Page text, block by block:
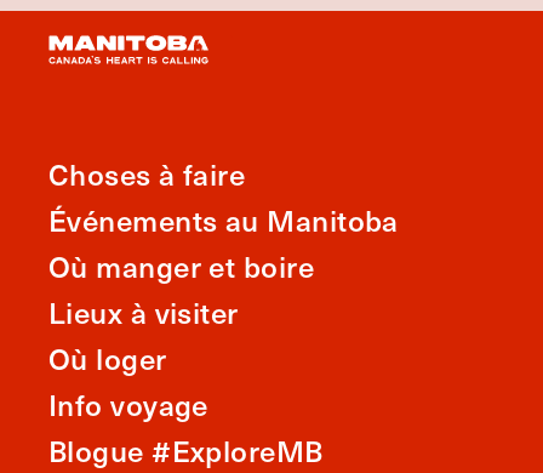
Choses à faire
Événements au Manitoba
Où manger et boire
Lieux à visiter
Où loger
Info voyage
Blogue #ExploreMB